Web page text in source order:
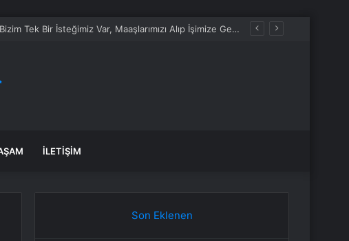
Doruk Madencilik’e Bağlı Yunus Emre Termik Santrali’nde Çalışan İşçiler: Bizim Tek Bir İsteğimiz Var, Maaşlarımızı Alıp İşimize Geri Dönmek
İLETIŞIM
Son Eklenen